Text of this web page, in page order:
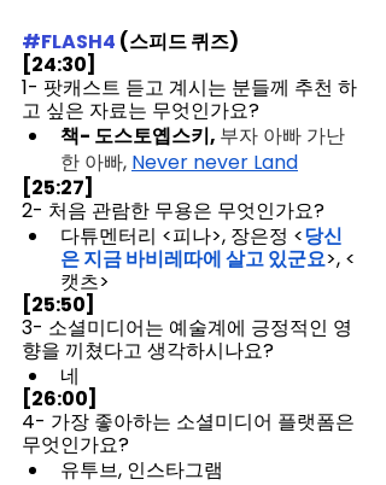
#FLASH4 (스피드 퀴즈)
[24:30]
1- 팟캐스트 듣고 계시는 분들께 추천 하
고 싶은 자료는 무엇인가요?
책- 도스토옙스키, 부자 아빠 가난
한 아빠, Never never Land
[25:27]
2- 처음 관람한 무용은 무엇인가요?
다튜멘터리 <피나>, 장은정 <당신
은 지금 바비레따에 살고 있군요>, <
캣츠>
[25:50]
3- 소셜미디어는 예술계에 긍정적인 영
향을 끼쳤다고 생각하시나요?
네
[26:00]
4- 가장 좋아하는 소셜미디어 플랫폼은
무엇인가요?
유투브, 인스타그램